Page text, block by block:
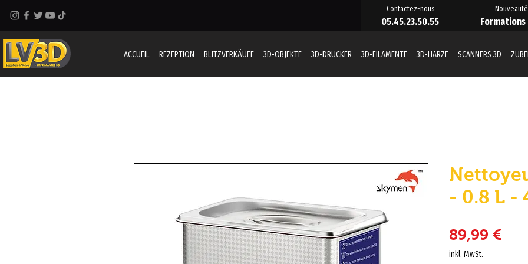
05.45.23.50.55
Contactez-nous
Formations
ACCUEIL REZEPTION BLITZVERKÄUFE 3D-OBJEKTE 3D-DRUCKER 3D-FILAMENTE 3D-HARZE SCANNERS 3D
- 0.8 L -
89,99 €
inkl. MwSt.